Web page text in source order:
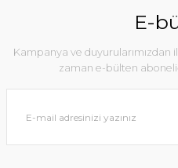
E-
Kampanya ve duyurularımızdan
zaman e-bülten